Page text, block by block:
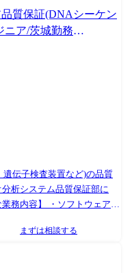
いた顕微鏡から得られる画
ューションシステムの設
ーコントロール) ・顧客先
C#, Java, TypeScript,
質保証(DNAシーケン
ニア/茨城勤務
伝子検査装置など)の品質
析システム品質保証部に
務内容】 ・ソフトウェア開
よび妥当性確認の計画と実
上・部品改廃・原価低減等)
妥当性確認 ・納入後、フィ
事象に関する保守サポート
まずは相談する